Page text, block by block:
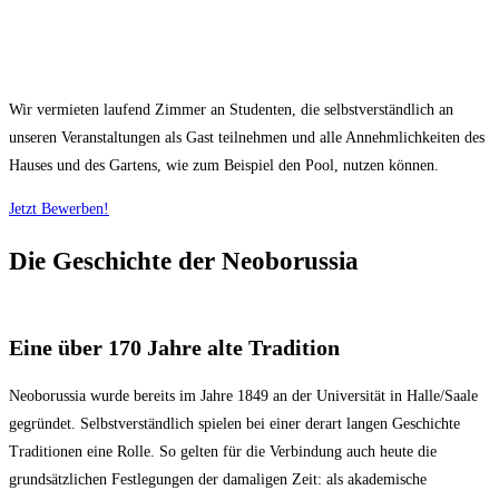
Wir vermieten laufend Zimmer an Studenten, die selbstverständlich an
unseren Veranstaltungen als Gast teilnehmen und alle Annehmlichkeiten des
Hauses und des Gartens, wie zum Beispiel den Pool, nutzen können.
Jetzt Bewerben!
Die Geschichte der Neoborussia
Eine über 170 Jahre alte Tradition
Neoborussia wurde bereits im Jahre 1849 an der Universität in Halle/Saale
gegründet. Selbstverständlich spielen bei einer derart langen Geschichte
Traditionen eine Rolle. So gelten für die Verbindung auch heute die
grundsätzlichen Festlegungen der damaligen Zeit: als akademische